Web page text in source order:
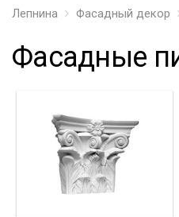
Лепнина Фасадный декор
Фасадные